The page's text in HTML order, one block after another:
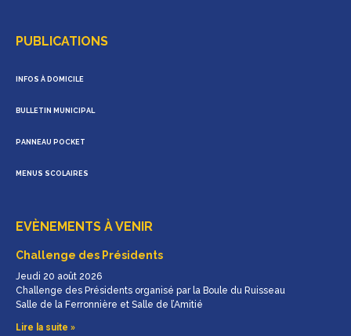
PUBLICATIONS
INFOS À DOMICILE
BULLETIN MUNICIPAL
PANNEAU POCKET
MENUS SCOLAIRES
EVÈNEMENTS À VENIR
Challenge des Présidents
Jeudi 20 août 2026
Challenge des Présidents organisé par la Boule du Ruisseau
Salle de la Ferronnière et Salle de l’Amitié
Lire la suite »